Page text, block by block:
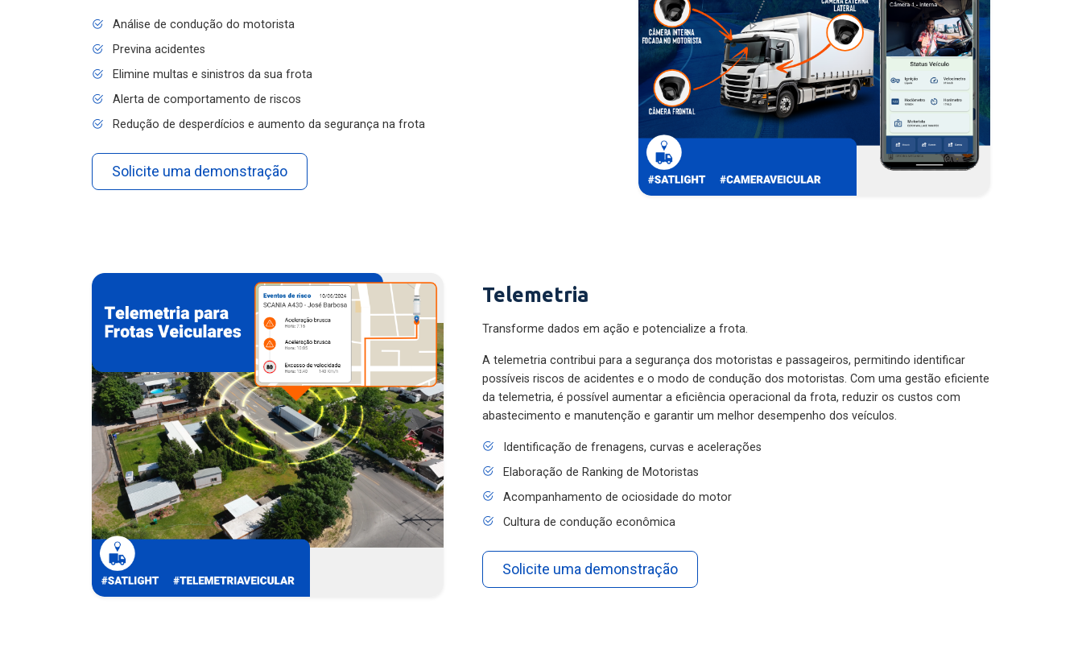
Análise de condução do motorista
Previna acidentes
Elimine multas e sinistros da sua frota
Alerta de comportamento de riscos
Redução de desperdícios e aumento da segurança na frota
Solicite uma demonstração
Telemetria
Transforme dados em ação e potencialize a frota.
A telemetria contribui para a segurança dos motoristas e passageiros, permitindo identificar
possíveis riscos de acidentes e o modo de condução dos motoristas. Com uma gestão eficiente
da telemetria, é possível aumentar a eficiência operacional da frota, reduzir os custos com
abastecimento e manutenção e garantir um melhor desempenho dos veículos.
Identificação de frenagens, curvas e acelerações
Elaboração de Ranking de Motoristas
Acompanhamento de ociosidade do motor
Cultura de condução econômica
Solicite uma demonstração